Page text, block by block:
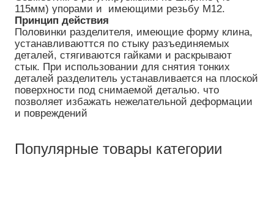
115мм) упорами и  имеющими резьбу М12.
Принцип действия
Половинки разделителя, имеющие форму клина,
устанавливаюттся по стыку разъединяемых
деталей, стягиваются гайками и раскрывают
стык. При использовании для снятия тонких
деталей разделитель устанавливается на плоской
поверхности под снимаемой деталью. что
позволяет избажать нежелательной деформации
и повреждений
Популярные товары категории